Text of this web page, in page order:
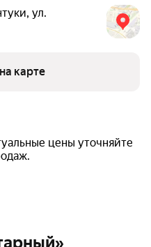
, ул.
карте
цены уточняйте